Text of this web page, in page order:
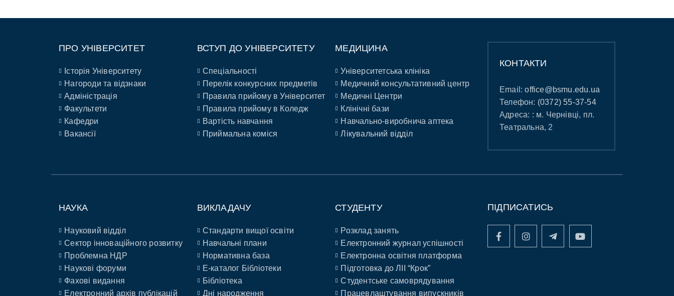
ПРО УНІВЕРСИТЕТ
Історія Університету
Нагороди та відзнаки
Адміністрація
Факультети
Кафедри
Вакансії
ВСТУП ДО УНІВЕРСИТЕТУ
Спеціальності
Перелік конкурсних предметів
Правила прийому в Університет
Правила прийому в Коледж
Вартість навчання
Приймальна коміся
МЕДИЦИНА
Університетська клініка
Медичний консультативний центр
Медичні Центри
Клінічні бази
Навчально-виробнича аптека
Лікувальний відділ
КОНТАКТИ
Email:office@bsmu.edu.ua
Телефон: (0372) 55-37-54
Адреса: : м. Чернівці, пл.
Театральна, 2
НАУКА
Науковий відділ
Сектор інноваційного розвитку
Проблемна НДР
Наукові форуми
Фахові видання
Електронний архів публікацій
ВИКЛАДАЧУ
Стандарти вищої освіти
Навчальні плани
Нормативна база
E-каталог Бібліотеки
Бібліотека
Дні народження
СТУДЕНТУ
Розклад занять
Електронний журнал успішності
Електронна освітня платформа
Підготовка до ЛІІ “Крок”
Студентське самоврядування
Працевлаштування випускників
ПІДПИСАТИСЬ